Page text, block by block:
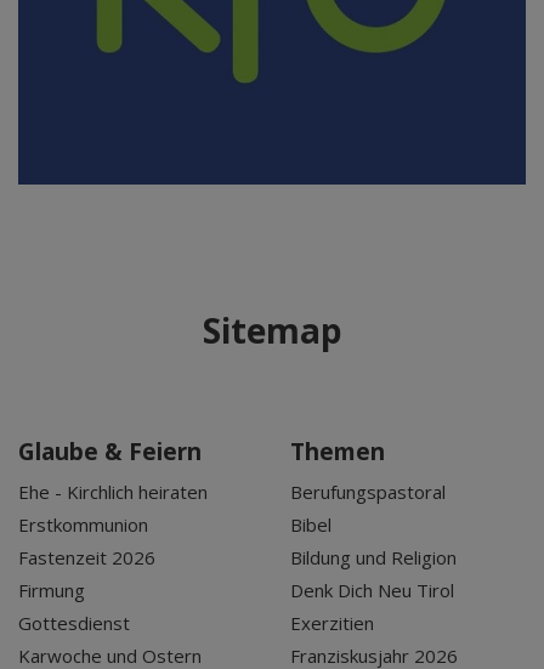
Sitemap
Glaube & Feiern
Ehe - Kirchlich heiraten
Erstkommunion
Fastenzeit 2026
Firmung
Gottesdienst
Karwoche und Ostern
Themen
Berufungspastoral
Bibel
Bildung und Religion
Denk Dich Neu Tirol
Exerzitien
Franziskusjahr 2026